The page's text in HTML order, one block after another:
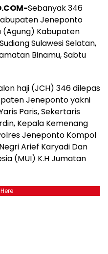
Sebanyak 346
Jeneponto
(Agung) Kabupaten
Sulawesi Selatan,
Binamu, Sabtu
haji (JCH) 346 dilepas
Jeneponto yakni
Paris, Sekertaris
Kepala Kemenang
Jeneponto Kompol
Arief Karyadi Dan
(MUI) K.H Jumatan